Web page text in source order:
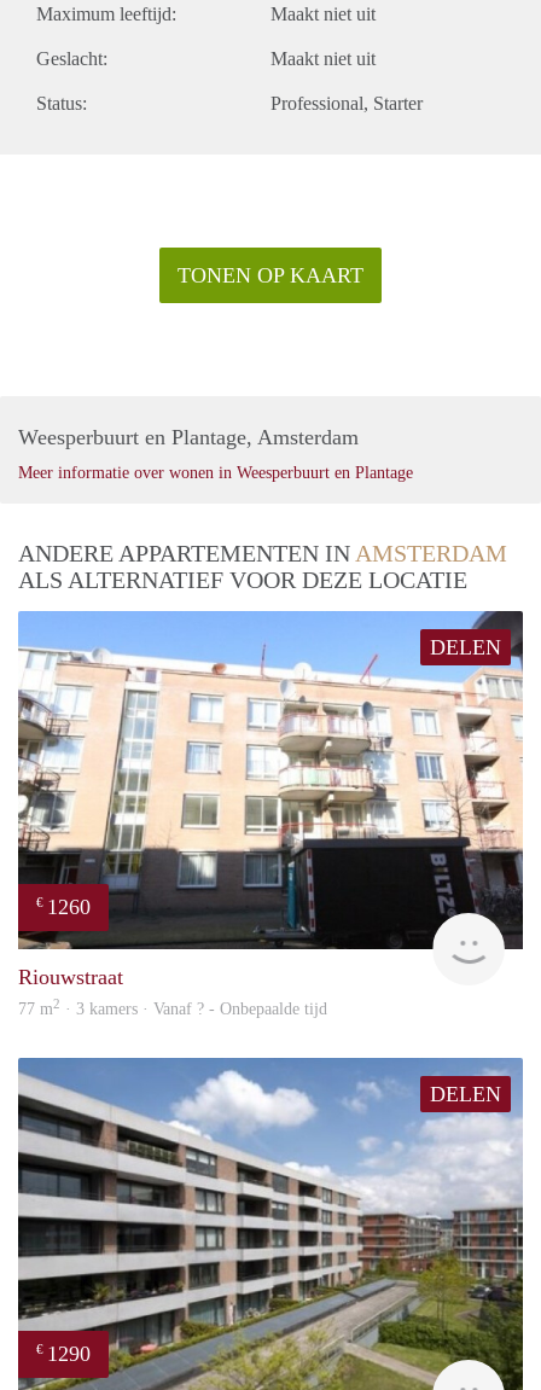
Maximum leeftijd: Maakt niet uit
Geslacht: Maakt niet uit
Status: Professional Starter
TONEN OP KAART
Weesperbuurt en Plantage, Amsterdam
Meer informatie over wonen in Weesperbuurt en Plantage
ANDERE APPARTEMENTEN IN AMSTERDAM
ALS ALTERNATIEF VOOR DEZE LOCATIE
DELEN
€ 1260
rent
Riouwstraat
77 m2 · 3 kamers · Vanaf ? - Onbepaalde tijd
DELEN
€ 1290